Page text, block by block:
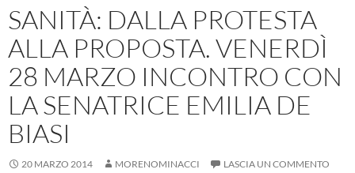
SANITÀ: DALLA PROTESTA
ALLA PROPOSTA. VENERDÌ
28 MARZO INCONTRO CON
LA SENATRICE EMILIA DE
BIASI
20 MARZO 2014 MORENOMINACCI LASCIA UN COMMENTO